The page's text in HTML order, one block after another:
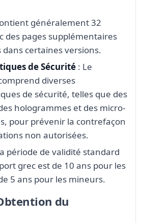
généralement 32
des pages supplémentaires
dans certaines versions.
de Sécurité : Le
diverses
de sécurité, telles que des
hologrammes et des micro-
pour prévenir la contrefaçon
non autorisées.
période de validité standard
grec est de 10 ans pour les
5 ans pour les mineurs.
du